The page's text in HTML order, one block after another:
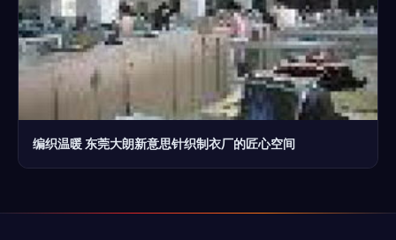
编织温暖 东莞大朗新意思针织制衣厂的匠心空间